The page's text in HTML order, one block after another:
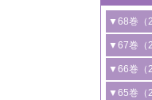
▼68巻（
1号 過酸
2号 コン
触媒開発
▼67巻（
1号 CO
ーンケミ
▼66巻（
1号 低次
▼65巻（